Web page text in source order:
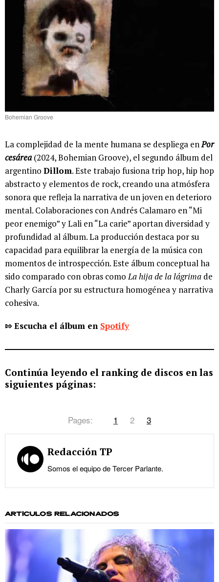
Bohemian Groove
La complejidad de la mente humana se despliega enPor
cesárea(2024, Bohemian Groove), el segundo álbum del
argentino Dillom. Este trabajo fusiona trip hop, hip hop
abstracto y elementos de rock, creando una atmósfera
sonora que refleja la narrativa de un joven en deterioro
mental. Colaboraciones con Andrés Calamaro en “Mi
peor enemigo” y Lali en “La carie” aportan diversidad y
profundidad al álbum. La producción destaca por su
capacidad para equilibrar la energía de la música con
momentos de introspección. Este álbum conceptual ha
sido comparado con obras comoLa hija de la lágrima de
Charly García por su estructura homogénea y narrativa
cohesiva.
⇰ Escucha el álbum en Spotify
Continúa leyendo el ranking de discos en las
siguientes páginas:
Pages: 1 2 3
Redacción TP
Somos el equipo de Tercer Parlante.
ARTÍCULOS RELACIONADOS